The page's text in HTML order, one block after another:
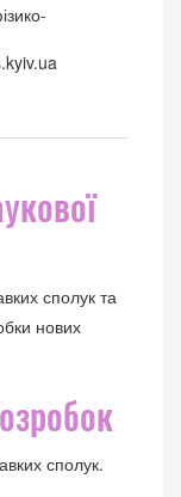
сполук та
нових
сполук.